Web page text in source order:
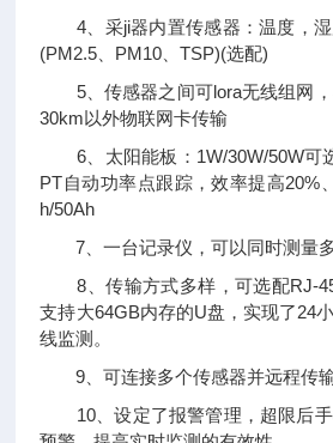
4、采ji器内置传感器：温度，湿
(PM2.5、PM10、TSP)(选配)
5、传感器之间可lora无线组网，
30km以外物联网卡传输
6、太阳能板：1W/30W/50W可
PT自动功率点跟踪，效率提高20%
h/50Ah
7、一台记录仪，可以同时测量多
8、传输方式多样，可选配RJ-
支持大64GB内存的U盘，实现了24
线监测。
9、可连接多个传感器并远程传输
10、设定了报警管理，超限后手